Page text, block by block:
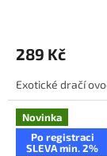
289 Kč
Exotické dračí
Novinka
Po registraci
SLEVA min. 2%